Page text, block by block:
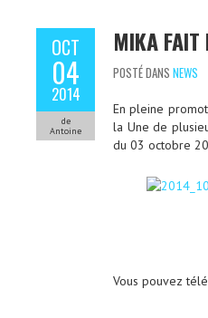
OCT
04
2014
de
Antoine
MIKA FAIT
POSTÉ DANS NEWS
En pleine
la Une de
du 03 octobre
Vous pouvez